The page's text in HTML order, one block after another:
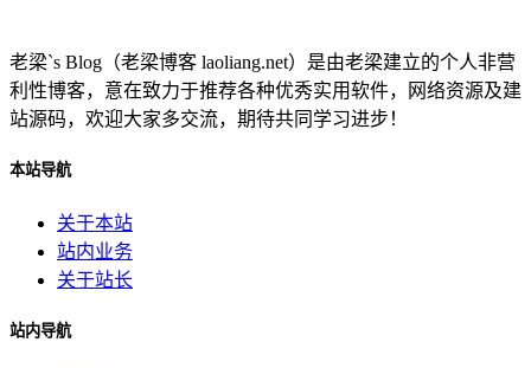
老梁`s Blog（老梁博客 laoliang.net）是由老梁建立的个人非营
利性博客，意在致力于推荐各种优秀实用软件，网络资源及建
站源码，欢迎大家多交流，期待共同学习进步！
本站导航
关于本站
站内业务
关于站长
站内导航